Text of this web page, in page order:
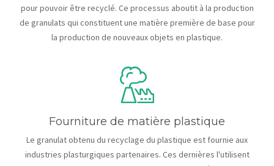
pour pouvoir être recyclé. Ce processus aboutit à la production
de granulats qui constituent une matière première de base pour
la production de nouveaux objets en plastique.
Fourniture de matière plastique
Le granulat obtenu du recyclage du plastique est fournie aux
industries plasturgiques partenaires. Ces dernières l'utilisent